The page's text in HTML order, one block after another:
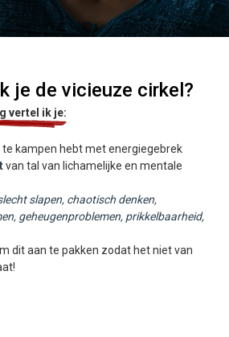
je de vicieuze cirkel?
vertel ik je:
te kampen hebt met energiegebrek
van tal van lichamelijke en mentale
slapen, chaotisch denken,
geheugenproblemen, prikkelbaarheid,
dit aan te pakken zodat het niet van